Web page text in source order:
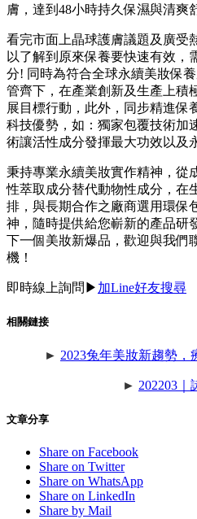
膚，達到48小時持久保濕與清爽
看完市面上晶球護膚議題及廣受
以了解到原來保養要快速有效，
分! 同時為符合全球永續美妝保
管齊下，在產業創新及生產上積
展目標行動，此外，同步精進保
科技優勢，如：獨家包覆技術加
術讓活性成分發揮最大功效以及
秉持專業永續美妝實作精神，從
性萃取成分替代動物性成分，在
排，與長期合作之廠商選用環保
神，隨時提供給您嶄新的產品研
下一個美妝新爆品，歡迎與我們
機！
即時線上詢問 ▶︎ 加Line好友搜尋
相關鏈接
► 2023兔年美妝新趨勢，
► 202203｜
文章分享
Share on Facebook
Share on Twitter
Share on WhatsApp
Share on LinkedIn
Share by Mail